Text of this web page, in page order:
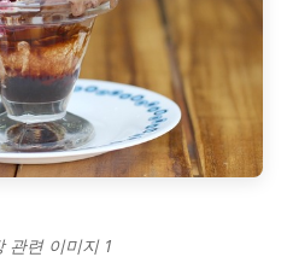
관련 이미지 1